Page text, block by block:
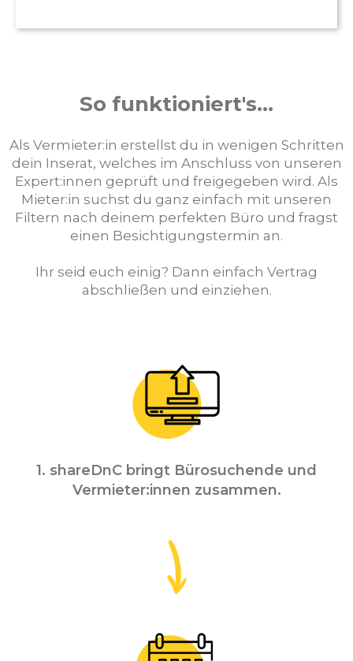
So funktioniert's...
Als Vermieter:in erstellst du in wenigen Schritten
dein Inserat, welches im Anschluss von unseren
Expert:innen geprüft und freigegeben wird. Als
Mieter:in suchst du ganz einfach mit unseren
Filtern nach deinem perfekten Büro und fragst
einen Besichtigungstermin an.
Ihr seid euch einig? Dann einfach Vertrag
abschließen und einziehen.
1. shareDnC bringt Bürosuchende und
Vermieter:innen zusammen.